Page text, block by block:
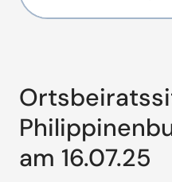
am 16.07.25